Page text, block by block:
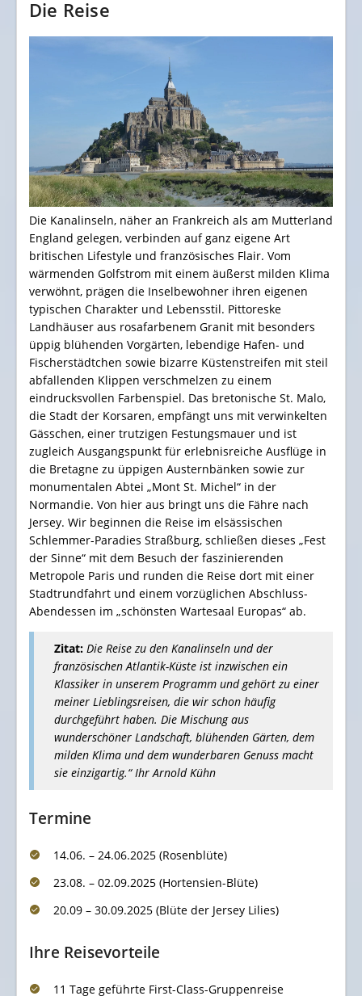
Die Reise
Die Kanalinseln, näher an Frankreich als am Mutterland
England gelegen, verbinden auf ganz eigene Art
britischen Lifestyle und französisches Flair. Vom
wärmenden Golfstrom mit einem äußerst milden Klima
verwöhnt, prägen die Inselbewohner ihren eigenen
typischen Charakter und Lebensstil. Pittoreske
Landhäuser aus rosafarbenem Granit mit besonders
üppig blühenden Vorgärten, lebendige Hafen- und
Fischerstädtchen sowie bizarre Küstenstreifen mit steil
abfallenden Klippen verschmelzen zu einem
eindrucksvollen Farbenspiel. Das bretonische St. Malo,
die Stadt der Korsaren, empfängt uns mit verwinkelten
Gässchen, einer trutzigen Festungsmauer und ist
zugleich Ausgangspunkt für erlebnisreiche Ausflüge in
die Bretagne zu üppigen Austernbänken sowie zur
monumentalen Abtei „Mont St. Michel“ in der
Normandie. Von hier aus bringt uns die Fähre nach
Jersey. Wir beginnen die Reise im elsässischen
Schlemmer-Paradies Straßburg, schließen dieses „Fest
der Sinne“ mit dem Besuch der faszinierenden
Metropole Paris und runden die Reise dort mit einer
Stadtrundfahrt und einem vorzüglichen Abschluss-
Abendessen im „schönsten Wartesaal Europas“ ab.
Zitat: Die Reise zu den Kanalinseln und der
französischen Atlantik-Küste ist inzwischen ein
Klassiker in unserem Programm und gehört zu einer
meiner Lieblingsreisen, die wir schon häufig
durchgeführt haben. Die Mischung aus
wunderschöner Landschaft, blühenden Gärten, dem
milden Klima und dem wunderbaren Genuss macht
sie einzigartig.“Ihr Arnold Kühn
Termine
14.06. – 24.06.2025 (Rosenblüte)
23.08. – 02.09.2025 (Hortensien-Blüte)
20.09 – 30.09.2025 (Blüte der Jersey Lilies)
Ihre Reisevorteile
11 Tage geführte First-Class-Gruppenreise